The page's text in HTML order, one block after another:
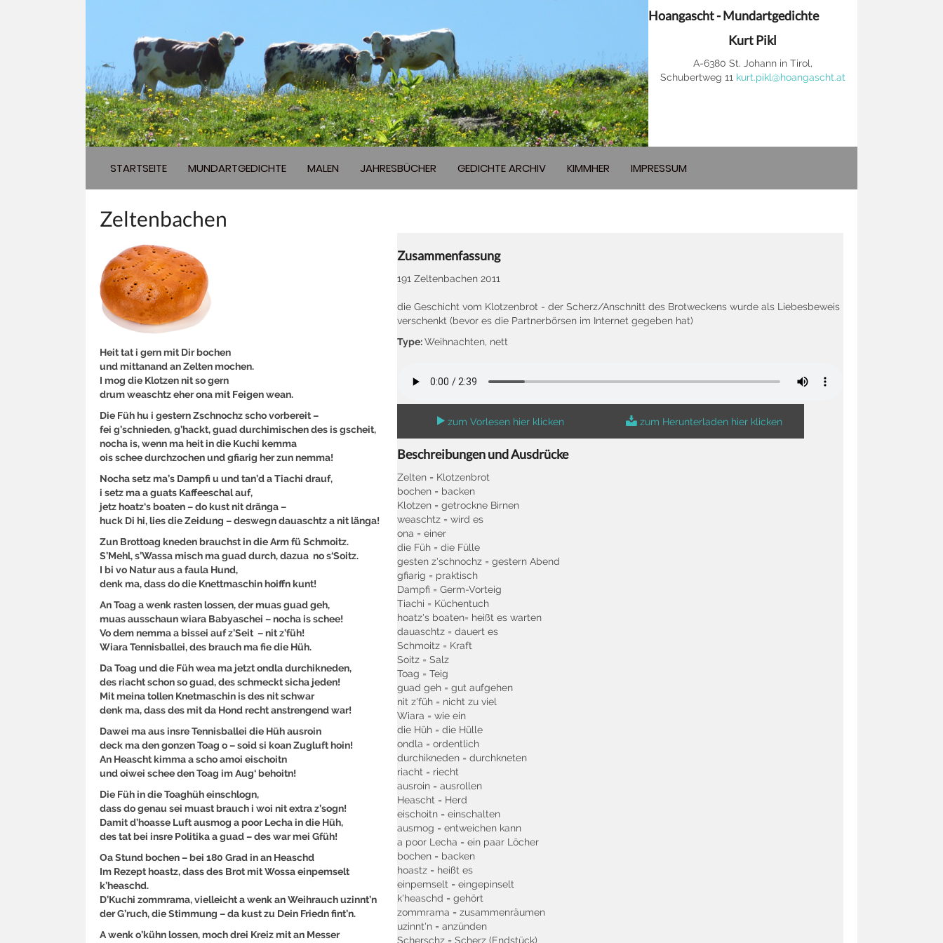
Hoangascht - Mundartgedichte
Kurt Pikl
A-6380 St. Johann in Tirol,
Schubertweg 11 kurt.pikl@hoangascht.at
STARTSEITE MUNDARTGEDICHTE MALEN JAHRESBÜCHER GEDICHTE ARCHIV KIMMHER IMPRESSUM
Zeltenbachen
Heit tat i gern mit Dir bochen
und mittanand an Zelten mochen.
I mog die Klotzen nit so gern
drum weaschtz eher ona mit Feigen wean.
Die Füh hu i gestern Zschnochz scho vorbereit –
fei g’schnieden, g’hackt, guad durchimischen des is gscheit,
nocha is, wenn ma heit in die Kuchi kemma
ois schee durchzochen und gfiarig her zun nemma!
Nocha setz ma’s Dampfi u und tan’d a Tiachi drauf,
i setz ma a guats Kaffeeschal auf,
jetz hoatz‘s boaten – do kust nit dränga –
huck Di hi, lies die Zeidung – deswegn dauaschtz a nit länga!
Zun Brottoag kneden brauchst in die Arm fü Schmoitz.
S’Mehl, s’Wassa misch ma guad durch, dazua no s‘Soitz.
I bi vo Natur aus a faula Hund,
denk ma, dass do die Knettmaschin hoiffn kunt!
An Toag a wenk rasten lossen, der muas guad geh,
muas ausschaun wiara Babyaschei – nocha is schee!
Vo dem nemma a bissei auf z’Seit – nit z’füh!
Wiara Tennisballei, des brauch ma fie die Hüh.
Da Toag und die Füh wea ma jetzt ondla durchikneden,
des riacht schon so guad, des schmeckt sicha jeden!
Mit meina tollen Knetmaschin is des nit schwar
denk ma, dass des mit da Hond recht anstrengend war!
Dawei ma aus insre Tennisballei die Hüh ausroin
deck ma den gonzen Toag o – soid si koan Zugluft hoin!
An Heascht kimma a scho amoi eischoitn
und oiwei schee den Toag im Aug‘ behoitn!
Die Füh in die Toaghüh einschlogn,
dass do genau sei muast brauch i woi nit extra z’sogn!
Damit d’hoasse Luft ausmog a poor Lecha in die Hüh,
des tat bei insre Politika a guad – des war mei Gfüh!
Oa Stund bochen – bei 180 Grad in an Heaschd
Im Rezept hoastz, dass des Brot mit Wossa einpemselt
k’heaschd.
D’Kuchi zommrama, vielleicht a wenk an Weihrauch uzinnt’n
der G’ruch, die Stimmung – da kust zu Dein Friedn fint’n.
A wenk o’kühn lossen, moch drei Kreiz mit an Messer
Zusammenfassung
191 Zeltenbachen 2011
die Geschicht vom Klotzenbrot - der Scherz/Anschnitt des Brotweckens wurde als Liebesbeweis
verschenkt (bevor es die Partnerbörsen im Internet gegeben hat)
Type:Weihnachten, nett
zum Vorlesen hier klicken zum Herunterladen hier klicken
Beschreibungen und Ausdrücke
Zelten = Klotzenbrot
bochen = backen
Klotzen = getrockne Birnen
weaschtz = wird es
ona = einer
die Füh = die Fülle
gesten z'schnochz = gestern Abend
gfiarig = praktisch
Dampfi = Germ-Vorteig
Tiachi = Küchentuch
hoatz's boaten= heißt es warten
dauaschtz = dauert es
Schmoitz = Kraft
Soitz = Salz
Toag = Teig
guad geh = gut aufgehen
nit z'füh = nicht zu viel
Wiara = wie ein
die Hüh = die Hülle
ondla = ordentlich
durchikneden = durchkneten
riacht = riecht
ausroin = ausrollen
Heascht = Herd
eischoitn = einschalten
ausmog = entweichen kann
a poor Lecha = ein paar Löcher
bochen = backen
hoastz = heißt es
einpemselt = eingepinselt
k'heaschd = gehört
zommrama = zusammenräumen
uzinnt'n = anzünden
Scherschz = Scherz (Endstück)